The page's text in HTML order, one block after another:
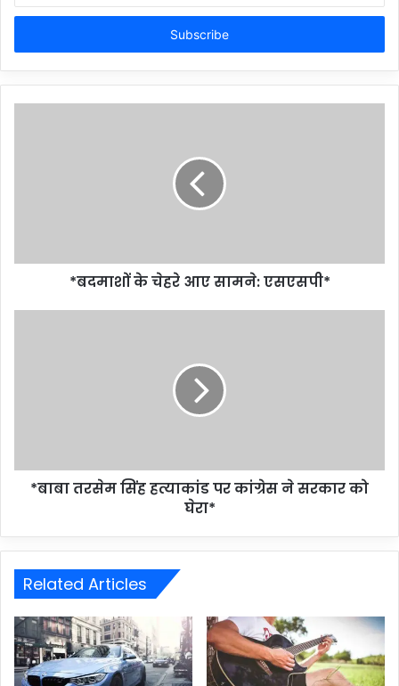
Email
*बदमाशों के चेहरे आए सामने: एसएसपी*
*बाबा तरसेम सिंह हत्याकांड पर कांग्रेस ने सरकार को
घेरा*
Related Articles